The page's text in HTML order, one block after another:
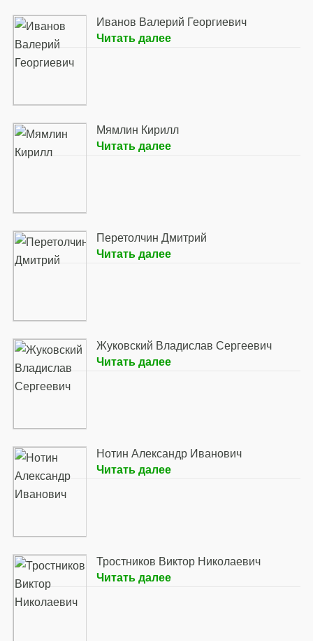
Иванов Валерий Георгиевич
Читать далее
Мямлин Кирилл
Читать далее
Перетолчин Дмитрий
Читать далее
Жуковский Владислав Сергеевич
Читать далее
Нотин Александр Иванович
Читать далее
Тростников Виктор Николаевич
Читать далее